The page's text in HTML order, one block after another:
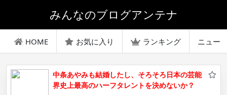
みんなのブログアンテナ
HOME お気に入り ランキング ニュー
中条あやみも結婚したし、そろそろ日本の芸能
界史上最高のハーフタレントを決めないか？